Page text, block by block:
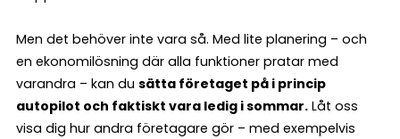
Men det behöver inte vara så. Med lite planering – och
en ekonomilösning där alla funktioner pratar med
varandra – kan du sätta företaget på i princip
autopilot och faktiskt vara ledig i sommar. Låt oss
visa dig hur andra företagare gör – med exempelvis